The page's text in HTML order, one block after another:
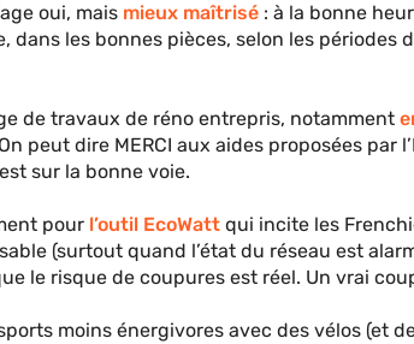
oui, mais mieux maîtrisé : à la bonne
dans les bonnes pièces, selon les périodes
de travaux de réno entrepris, notamment
peut dire MERCI aux aides proposées par
sur la bonne voie.
pour l’outil EcoWatt qui incite les
(surtout quand l’état du réseau est
le risque de coupures est réel. Un vrai
moins énergivores avec des vélos (et